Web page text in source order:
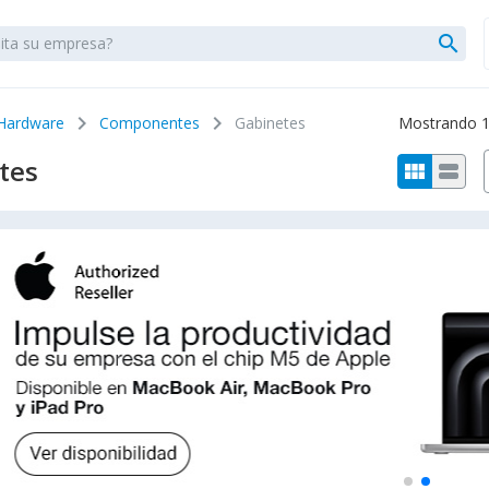
search
chevron_right Componentes chevron_right Gabinetes Mostrando
view_module view_stream